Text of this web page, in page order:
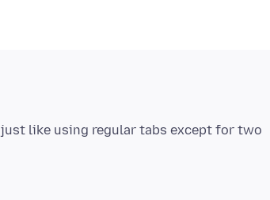
like using regular tabs except for two